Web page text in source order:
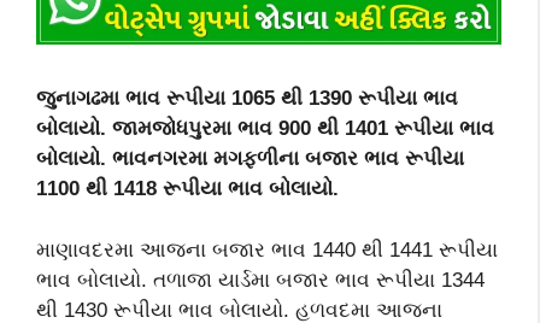
જુનાગઢમા ભાવ રૂપીયા 1065 થી 1390 રૂપીયા ભાવ
બોલાયો. જામજોધપુરમા ભાવ 900 થી 1401 રૂપીયા ભાવ
બોલાયો. ભાવનગરમા મગફળીના બજાર ભાવ રૂપીયા
1100 થી 1418 રૂપીયા ભાવ બોલાયો.
માણાવદરમા આજના બજાર ભાવ 1440 થી 1441 રૂપીયા
ભાવ બોલાયો. તળાજા યાર્ડમા બજાર ભાવ રૂપીયા 1344
થી 1430 રૂપીયા ભાવ બોલાયો. હળવદમા આજના